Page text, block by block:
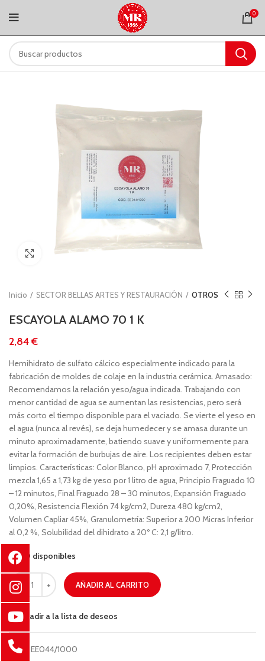
0
Clic para ampliar
Inicio SECTOR BELLAS ARTES Y RESTAURACIÓN OTROS
ESCAYOLA ALAMO 70 1 K
€
Hemihidrato de sulfato cálcico especialmente indicado para la
fabricación de moldes de colaje en la industria cerámica. Amasado:
Recomendamos la relación yeso/agua indicada. Trabajando con
menor cantidad de agua se aumentan las resistencias, pero será
más corto el tiempo disponible para el vaciado. Se vierte el yeso en
el agua (nunca al revés), se deja humedecer y se amasa durante un
minuto aproximadamente, batiendo suave y uniformemente para
evitar la formación de burbujas de aire. Los recipientes deben estar
limpios. Características: Color Blanco, pH aproximado 7, Protección
mezcla 1,65 a 1,73 kg de yeso por 1 litro de agua, Principio Fraguado 10
– 12 minutos, Final Fraguado 28 – 30 minutos, Expansión Fraguado
0,20%, Resistencia Flexión 74 kg/cm2, Dureza 480 kg/cm2,
Volumen Capliar 45%, Granulometría: Superior a 200 Micras Inferior
al 0,2 %, Solubilidad del dihidrato a 20º C: 2,1 g/litro.
20 disponibles
AÑADIR AL CARRITO
Añadir a la lista de deseos
COD: EE044/1000